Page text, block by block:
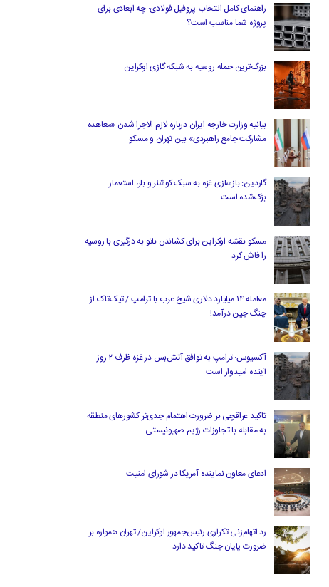
راهنمای کامل انتخاب پروفیل فولادی: چه ابعادی برای
پروژه شما مناسب است؟
بزرگ‌ترین حمله روسیه به شبکه گازی اوکراین
بیانیه وزارت خارجه ایران درباره لازم‌ الاجرا شدن «معاهده
مشارکت جامع راهبردی» بین تهران و مسکو
گاردین: بازسازی غزه به سبک کوشنر و بلر، استعمار
بزک‌شده است
مسکو نقشه اوکراین برای کشاندن ناتو به درگیری با روسیه
را فاش کرد
معامله ۱۴ میلیارد دلاری شیخ عرب با ترامپ / تیک‌تاک از
چنگ چین درآمد!
آکسیوس: ترامپ به توافق آتش‌بس در غزه ظرف ۲ روز
آینده امیدوار است
تاکید عراقچی بر ضرورت اهتمام جدی‌تر کشورهای منطقه
به مقابله با تجاوزات رژیم صهیونیستی
ادعای معاون نماینده آمریکا در شورای امنیت
رد اتهام‌زنی تکراری رئیس‌جمهور اوکراین/ تهران همواره بر
ضرورت پایان جنگ تاکید دارد